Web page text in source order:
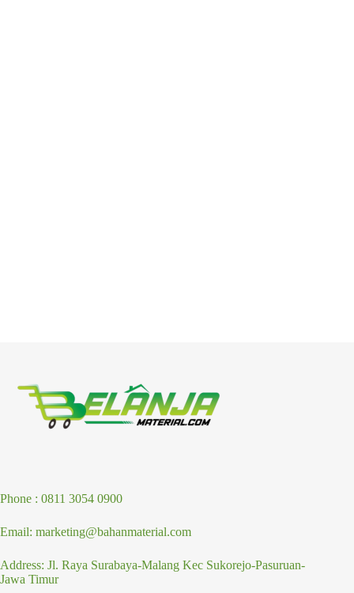
Phone : 0811 3054 0900
Email: marketing@bahanmaterial.com
Address: Jl. Raya Surabaya-Malang Kec Sukorejo-Pasuruan-
Jawa Timur